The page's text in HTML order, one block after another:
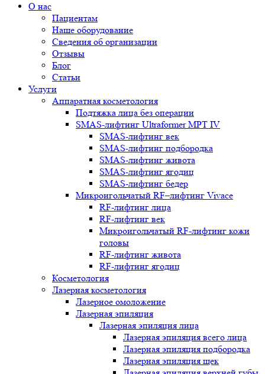
О нас
Пациентам
Наше оборудование
Сведения об организации
Отзывы
Блог
Статьи
Услуги
Аппаратная косметология
Подтяжка лица без операции
SMAS-лифтинг Ultraformer MPT IV
SMAS-лифтинг век
SMAS-лифтинг подбородка
SMAS-лифтинг живота
SMAS-лифтинг ягодиц
SMAS-лифтинг бедер
Микроигольчатый RF–лифтинг Vivace
RF-лифтинг лица
RF-лифтинг век
Микроигольчатый RF-лифтинг кожи
головы
RF-лифтинг живота
RF-лифтинг ягодиц
Косметология
Лазерная косметология
Лазерное омоложение
Лазерная эпиляция
Лазерная эпиляция лица
Лазерная эпиляция всего лица
Лазерная эпиляция подбородка
Лазерная эпиляция щек